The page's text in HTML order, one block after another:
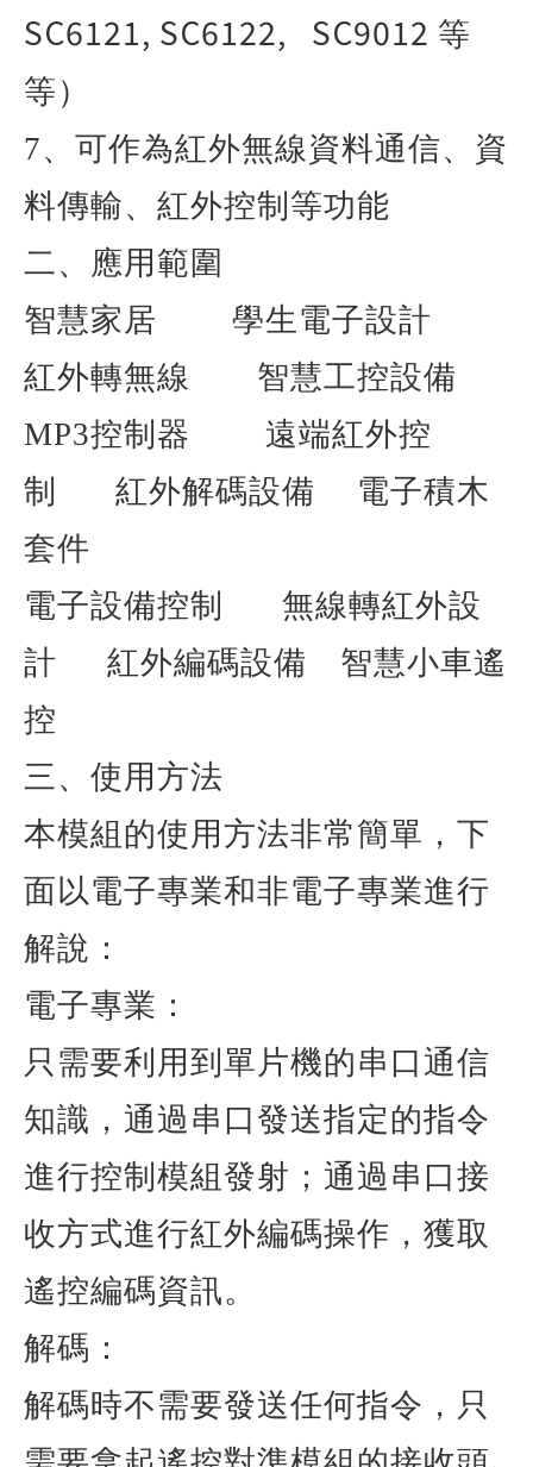
SC6121, SC6122, SC9012 等
等）
7、可作為紅外無線資料通信、資
料傳輸、紅外控制等功能
二、應用範圍
智慧家居
學生電子設計
紅外轉無線
智慧工控設備
MP3控制器
遠端紅外控
制
紅外解碼設備
電子積木
套件
電子設備控制
無線轉紅外設
計
紅外編碼設備
智慧小車遙
控
三、使用方法
本模組的使用方法非常簡單，下
面以電子專業和非電子專業進行
解說：
電子專業：
只需要利用到單片機的串口通信
知識，通過串口發送指定的指令
進行控制模組發射；通過串口接
收方式進行紅外編碼操作，獲取
遙控編碼資訊。
解碼：
解碼時不需要發送任何指令，只